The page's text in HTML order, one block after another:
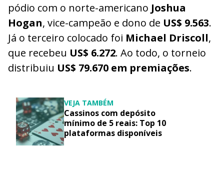
pódio com o norte-americano Joshua
Hogan, vice-campeão e dono de US$ 9.563.
Já o terceiro colocado foi Michael Driscoll,
que recebeu US$ 6.272. Ao todo, o torneio
distribuiu US$ 79.670 em premiações.
VEJA TAMBÉM
Cassinos com depósito
mínimo de 5 reais: Top 10
plataformas disponíveis